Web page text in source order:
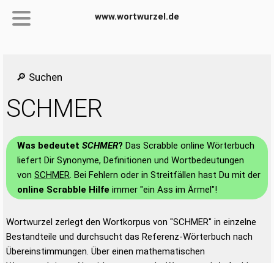
www.wortwurzel.de
🔎 Suchen
SCHMER
Was bedeutet SCHMER? Das Scrabble online Wörterbuch
liefert Dir Synonyme, Definitionen und Wortbedeutungen
von SCHMER. Bei Fehlern oder in Streitfällen hast Du mit der
online Scrabble Hilfe immer "ein Ass im Ärmel"!
Wortwurzel zerlegt den Wortkorpus von "SCHMER" in einzelne
Bestandteile und durchsucht das Referenz-Wörterbuch nach
Übereinstimmungen. Über einen mathematischen